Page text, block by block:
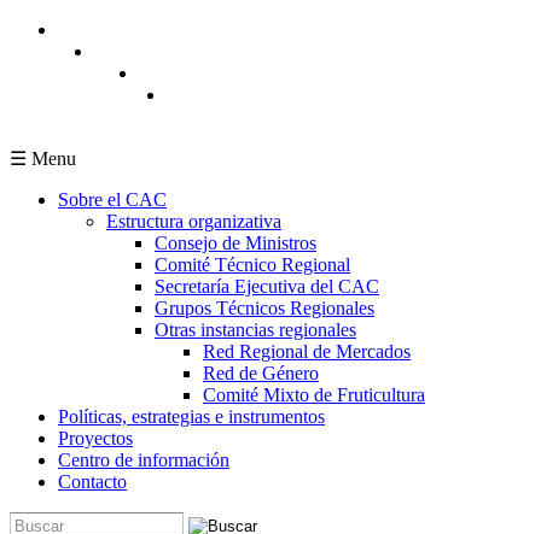
Pasar al contenido principal
☰ Menu
Sobre el CAC
Estructura organizativa
Consejo de Ministros
Comité Técnico Regional
Secretaría Ejecutiva del CAC
Grupos Técnicos Regionales
Otras instancias regionales
Red Regional de Mercados
Red de Género
Comité Mixto de Fruticultura
Políticas, estrategias e instrumentos
Proyectos
Centro de información
Contacto
Buscar